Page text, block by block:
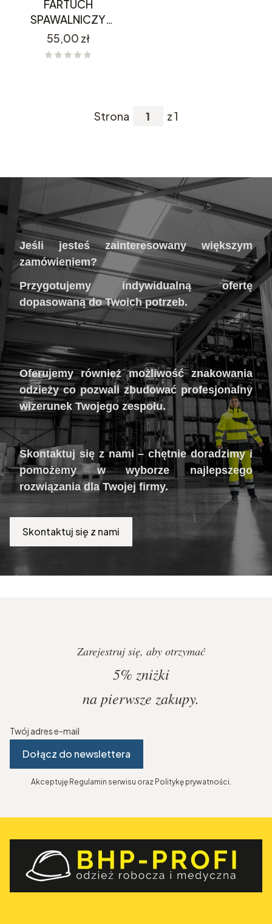
FARTUCH
SPAWALNICZY
skórzany 61.5 x 91CM
L41602
Cena
55,00 zł
Strona z 1
Jeśli jesteś zainteresowany większym
zamówieniem?
Przygotujemy indywidualną ofertę
dopasowaną do Twoich potrzeb.
Oferujemy również możliwość znakowania
odzieży co pozwali zbudować profesjonalny
wizerunek Twojego zespołu.
Skontaktuj się z nami – chętnie doradzimy i
pomożemy w wyborze najlepszego
rozwiązania dla Twojej firmy.
Skontaktuj się z nami
Zarejestruj się, aby otrzymać
5% zniżki
na pierwsze zakupy.
Twój adres e-mail
Dołącz do newslettera
Akceptuję Regulamin serwisu oraz Politykę prywatności.